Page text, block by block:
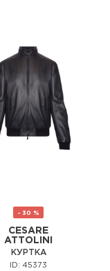
- 30 %
CESARE
ATTOLINI
КУРТКА
ID: 45373